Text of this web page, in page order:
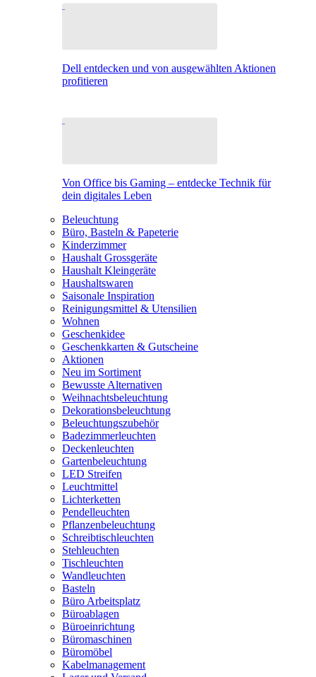
Dell entdecken und von ausgewählten Aktionen
profitieren
Von Office bis Gaming – entdecke Technik für
dein digitales Leben
Beleuchtung
Büro, Basteln & Papeterie
Kinderzimmer
Haushalt Grossgeräte
Haushalt Kleingeräte
Haushaltswaren
Saisonale Inspiration
Reinigungsmittel & Utensilien
Wohnen
Geschenkidee
Geschenkkarten & Gutscheine
Aktionen
Neu im Sortiment
Bewusste Alternativen
Weihnachtsbeleuchtung
Dekorationsbeleuchtung
Beleuchtungszubehör
Badezimmerleuchten
Deckenleuchten
Gartenbeleuchtung
LED Streifen
Leuchtmittel
Lichterketten
Pendelleuchten
Pflanzenbeleuchtung
Schreibtischleuchten
Stehleuchten
Tischleuchten
Wandleuchten
Basteln
Büro Arbeitsplatz
Büroablagen
Büroeinrichtung
Büromaschinen
Büromöbel
Kabelmanagement